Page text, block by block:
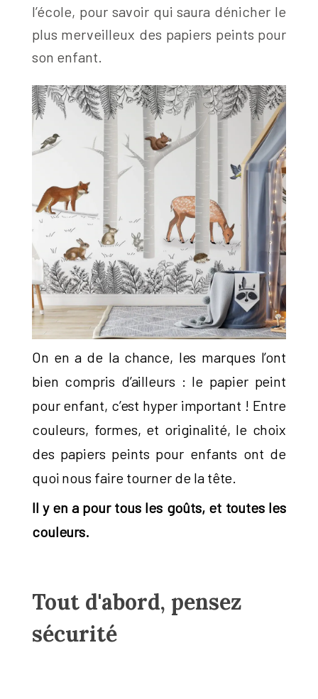
l’école, pour savoir qui saura dénicher le
plus merveilleux des papiers peints pour
son enfant.
On en a de la chance, les marques l’ont
bien compris d’ailleurs : le papier peint
pour enfant, c’est hyper important ! Entre
couleurs, formes, et originalité, le choix
des papiers peints pour enfants ont de
quoi nous faire tourner de la tête.
Il y en a pour tous les goûts, et toutes les
couleurs.
Tout d'abord, pensez
sécurité